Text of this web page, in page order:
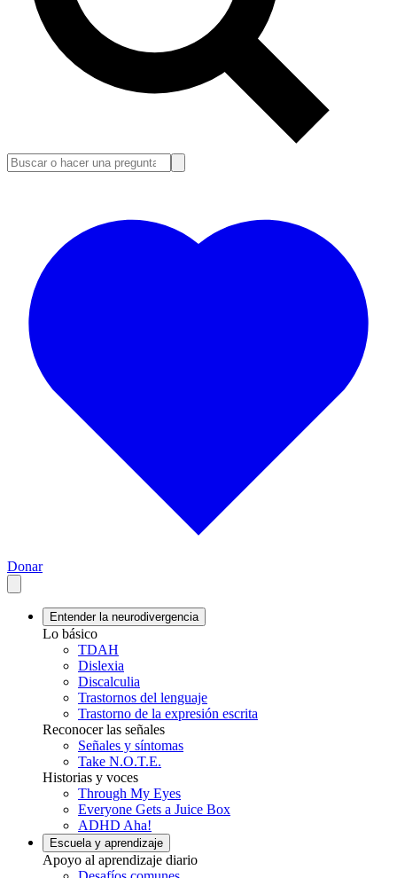
Donar
Entender la neurodivergencia
Lo básico
TDAH
Dislexia
Discalculia
Trastornos del lenguaje
Trastorno de la expresión escrita
Reconocer las señales
Señales y síntomas
Take N.O.T.E.
Historias y voces
Through My Eyes
Everyone Gets a Juice Box
ADHD Aha!
Escuela y aprendizaje
Apoyo al aprendizaje diario